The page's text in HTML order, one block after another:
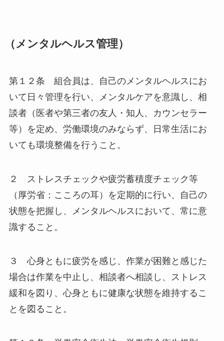
（メンタルヘルス管理）
第１２条 組合員は、自己のメンタルヘルスにお
いて日々管理を行い、メンタルケアを意識し、相
談者（医者や第三者の友人・知人、カウンセラー
等）を定め、労働環境のみならず、日常生活にお
いても環境整備を行うこと。
２ ストレスチェックや疲労蓄積度チェック等
（厚労省：こころの耳）を定期的に行い、自己の
状態を把握し、メンタルヘルスにおいて、常に意
識すること。
３ 心身ともに疲労を感じ、作業が困難と感じた
場合は作業を中止し、相談者へ相談し、ストレス
緩和を図り、心身ともに健康な状態を維持するこ
とを図ること。